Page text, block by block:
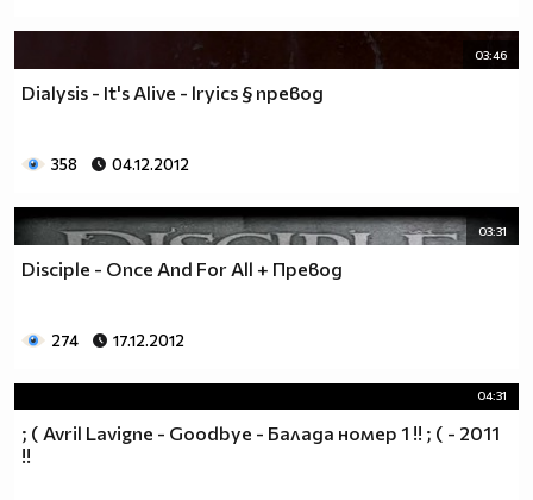
03:46
Dialysis - It's Alive - lryics § превод
358 04.12.2012
03:31
Disciple - Once And For All + Превод
274 17.12.2012
04:31
; ( Avril Lavigne - Goodbye - Балада номер 1 !! ; ( - 2011
!!